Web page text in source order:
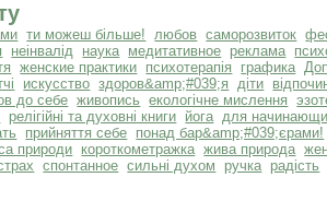
ти можеш більше! любов саморозвиток
неінвалід наука медитативное реклама
женские практики психотерапія графика
искусство здоров&amp;#039;я діти
до себе живопись екологічне мислення
релігійні та духовні книги йога для
прийняття себе понад бар&amp;#039;єрами!
природи короткометражка жива природа
спонтанное сильні духом ручка радість